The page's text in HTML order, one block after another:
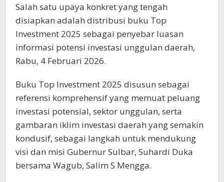
Salah satu upaya konkret yang tengah
disiapkan adalah distribusi buku Top
Investment 2025 sebagai penyebar luasan
informasi potensi investasi unggulan daerah,
Rabu, 4 Februari 2026.
Buku Top Investment 2025 disusun sebagai
referensi komprehensif yang memuat peluang
investasi potensial, sektor unggulan, serta
gambaran iklim investasi daerah yang semakin
kondusif, sebagai langkah untuk mendukung
visi dan misi Gubernur Sulbar, Suhardi Duka
bersama Wagub, Salim S Mengga.